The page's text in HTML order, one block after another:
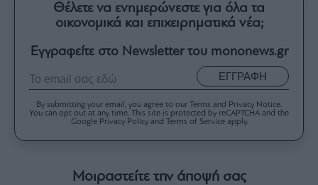
Θέλετε να ενημερώνεστε για όλα τα
οικονομικά και επιχειρηματικά νέα;
Εγγραφείτε στο Newsletter του mononews.gr
ΕΓΓΡΑΦΗ
By submitting your email, you agree to our Terms and Privacy Notice.
You can opt out at any time. This site is protected by reCAPTCHA and the
Google Privacy Policy and Terms of Service apply.
Μοιραστείτε την άποψή σας